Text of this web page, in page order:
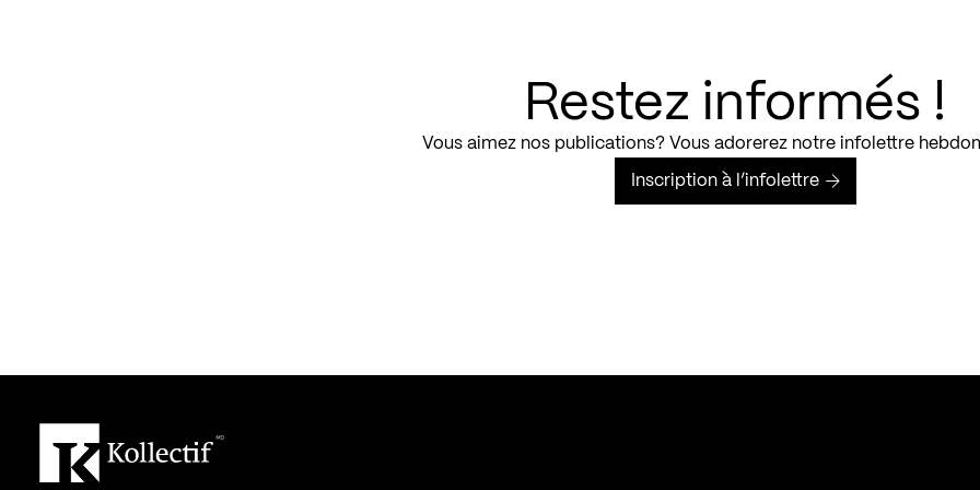
Restez informés !
Vous aimez nos publications? Vous adorerez notre infolettre
Inscription à l’infolettre